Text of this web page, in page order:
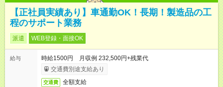
【正社員実績あり】車通勤OK！長期！製造品の工
程のサポート業務
派遣 WEB登録・面接OK
給与
時給1500円 月収例 232,500円+残業代
交通費別途支給あり
交通費 全額支給